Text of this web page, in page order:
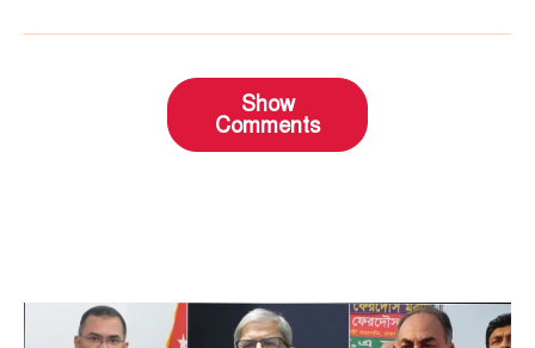
Show
Comments